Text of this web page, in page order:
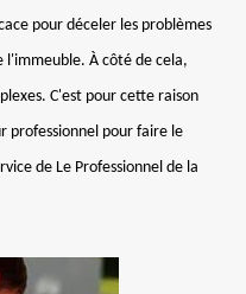
pour déceler les problèmes
l'immeuble. À côté de cela,
C'est pour cette raison
professionnel pour faire le
de Le Professionnel de la